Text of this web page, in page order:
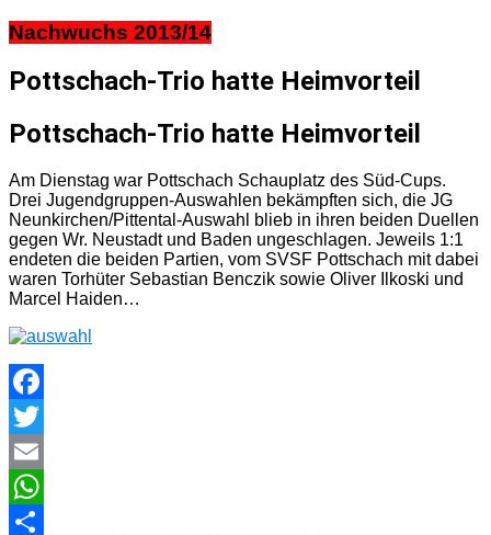
Nachwuchs 2013/14
Pottschach-Trio hatte Heimvorteil
Pottschach-Trio hatte Heimvorteil
Am Dienstag war Pottschach Schauplatz des Süd-Cups.
Drei Jugendgruppen-Auswahlen bekämpften sich, die JG
Neunkirchen/Pittental-Auswahl blieb in ihren beiden Duellen
gegen Wr. Neustadt und Baden ungeschlagen. Jeweils 1:1
endeten die beiden Partien, vom SVSF Pottschach mit dabei
waren Torhüter Sebastian Benczik sowie Oliver Ilkoski und
Marcel Haiden…
Facebook
Twitter
Email
WhatsApp